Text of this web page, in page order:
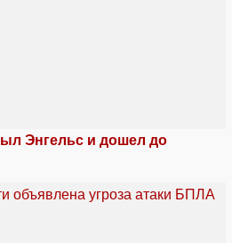
Энгельс и дошел до